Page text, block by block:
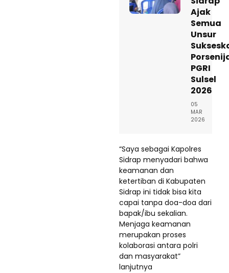
Ajak
Semua
Unsur
PGRI
Sulsel
2026
05
MAR
2026
“Saya sebagai Kapolres
Sidrap menyadari bahwa
keamanan dan
ketertiban di Kabupaten
Sidrap ini tidak bisa kita
capai tanpa doa-doa dari
bapak/ibu sekalian.
Menjaga keamanan
merupakan proses
kolaborasi antara polri
dan masyarakat”
lanjutnya